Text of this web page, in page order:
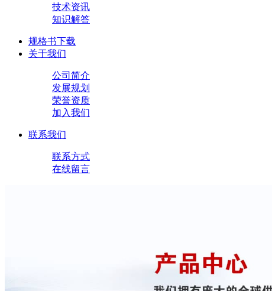
技术资讯
知识解答
规格书下载
关于我们
公司简介
发展规划
荣誉资质
加入我们
联系我们
联系方式
在线留言